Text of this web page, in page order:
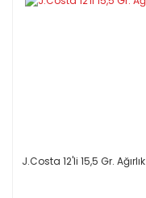
J.Costa 12'li 15,5 Gr. Ağırlık